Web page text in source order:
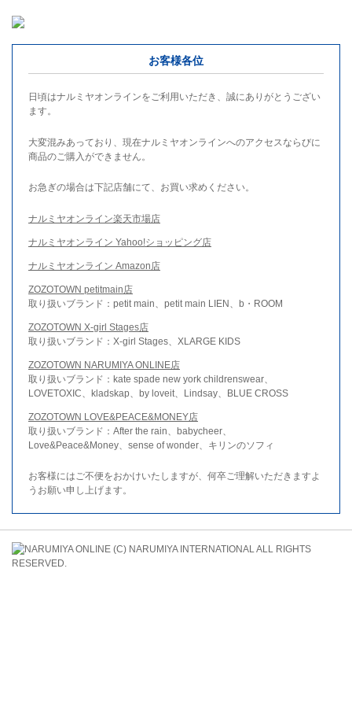
お客様各位
日頃はナルミヤオンラインをご利用いただき、誠にありがとうござい
ます。
大変混みあっており、現在ナルミヤオンラインへのアクセスならびに
商品のご購入ができません。
お急ぎの場合は下記店舗にて、お買い求めください。
ナルミヤオンライン楽天市場店
ナルミヤオンライン Yahoo!ショッピング店
ナルミヤオンライン Amazon店
ZOZOTOWN petitmain店
取り扱いブランド：petit main、petit main LIEN、b・ROOM
ZOZOTOWN X-girl Stages店
取り扱いブランド：X-girl Stages、XLARGE KIDS
ZOZOTOWN NARUMIYA ONLINE店
取り扱いブランド：kate spade new york childrenswear、
LOVETOXIC、kladskap、by loveit、Lindsay、BLUE CROSS
ZOZOTOWN LOVE&PEACE&MONEY店
取り扱いブランド：After the rain、babycheer、
Love&Peace&Money、sense of wonder、キリンのソフィ
お客様にはご不便をおかけいたしますが、何卒ご理解いただきますよ
うお願い申し上げます。